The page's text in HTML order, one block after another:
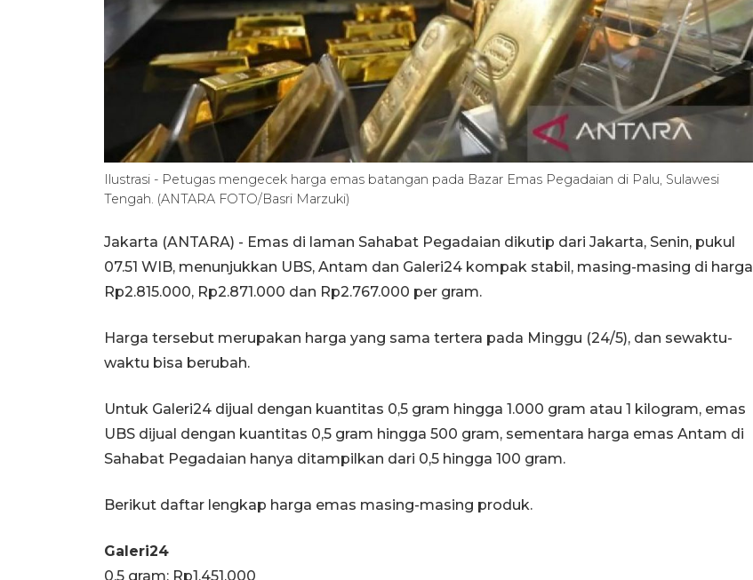
Ilustrasi - Petugas mengecek harga emas batangan pada Bazar Emas Pegadaian di Palu, Sulawesi
Tengah. (ANTARA FOTO/Basri Marzuki)
Jakarta (ANTARA) - Emas di laman Sahabat Pegadaian dikutip dari Jakarta, Senin, pukul
07.51 WIB, menunjukkan UBS, Antam dan Galeri24 kompak stabil, masing-masing di harga
Rp2.815.000, Rp2.871.000 dan Rp2.767.000 per gram.
Harga tersebut merupakan harga yang sama tertera pada Minggu (24/5), dan sewaktu-
waktu bisa berubah.
Untuk Galeri24 dijual dengan kuantitas 0,5 gram hingga 1.000 gram atau 1 kilogram, emas
UBS dijual dengan kuantitas 0,5 gram hingga 500 gram, sementara harga emas Antam di
Sahabat Pegadaian hanya ditampilkan dari 0,5 hingga 100 gram.
Berikut daftar lengkap harga emas masing-masing produk.
Galeri24
0,5 gram: Rp1.451.000